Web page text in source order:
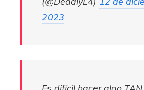
2023